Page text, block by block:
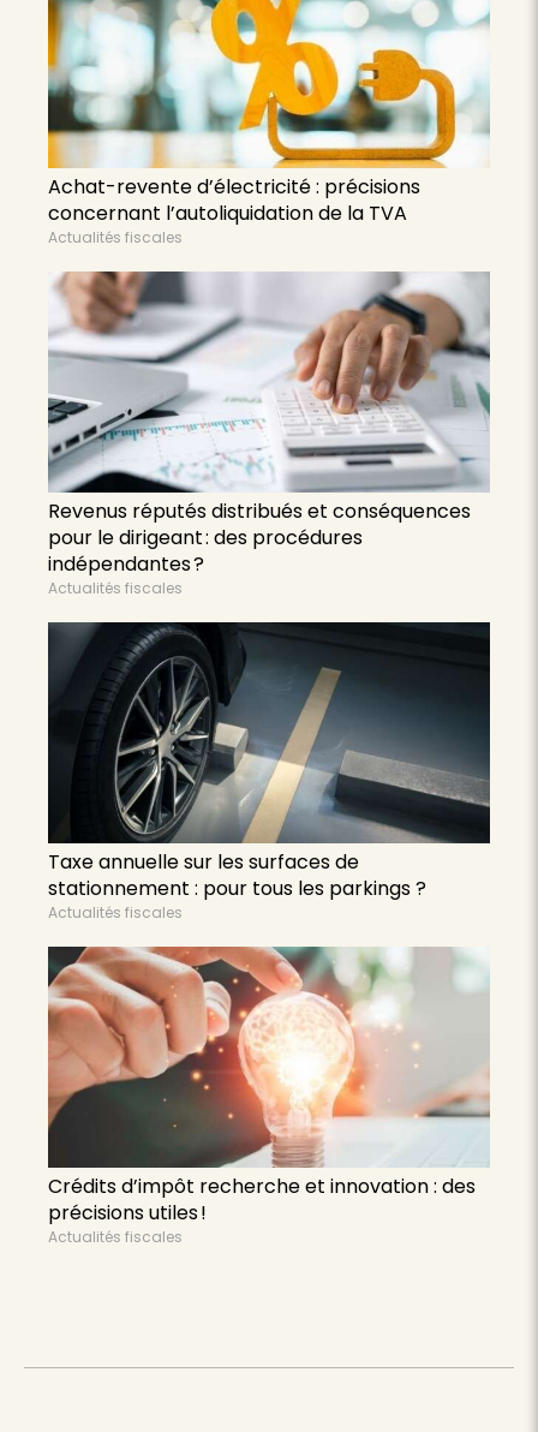
Achat-revente d’électricité : précisions
concernant l’autoliquidation de la TVA
Actualités fiscales
Revenus réputés distribués et conséquences
pour le dirigeant : des procédures
indépendantes ?
Actualités fiscales
Taxe annuelle sur les surfaces de
stationnement : pour tous les parkings ?
Actualités fiscales
Crédits d’impôt recherche et innovation : des
précisions utiles !
Actualités fiscales